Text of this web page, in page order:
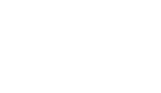
で、次のオブジェクトに適切なレベル
プレート